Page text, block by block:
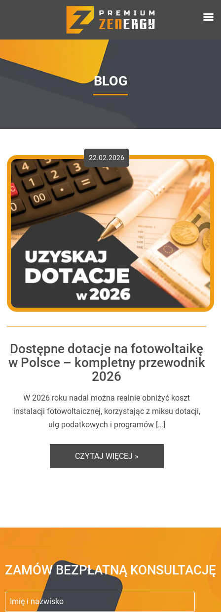
BLOG
22.02.2026
Dostępne dotacje na fotowoltaikę
w Polsce – kompletny przewodnik
2026
W 2026 roku nadal można realnie obniżyć koszt
instalacji fotowoltaicznej, korzystając z miksu dotacji,
ulg podatkowych i programów […]
CZYTAJ WIĘCEJ »
ZAMÓW BEZPŁATNĄ KONSULTACJĘ